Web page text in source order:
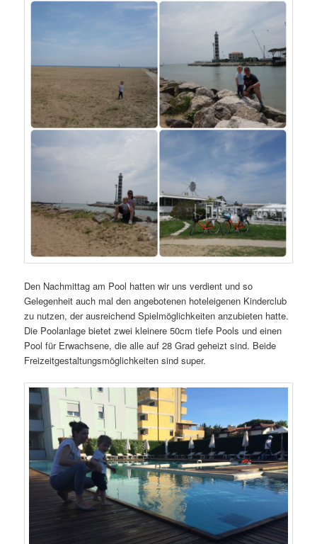
Den Nachmittag am Pool hatten wir uns verdient und so
Gelegenheit auch mal den angebotenen hoteleigenen Kinderclub
zu nutzen, der ausreichend Spielmöglichkeiten anzubieten hatte.
Die Poolanlage bietet zwei kleinere 50cm tiefe Pools und einen
Pool für Erwachsene, die alle auf 28 Grad geheizt sind. Beide
Freizeitgestaltungsmöglichkeiten sind super.